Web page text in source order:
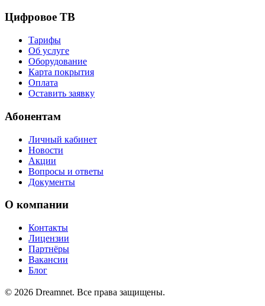
Цифровое ТВ
Тарифы
Об услуге
Оборудование
Карта покрытия
Оплата
Оставить заявку
Абонентам
Личный кабинет
Новости
Акции
Вопросы и ответы
Документы
О компании
Контакты
Лицензии
Партнёры
Вакансии
Блог
© 2026 Dreamnet. Все права защищены.